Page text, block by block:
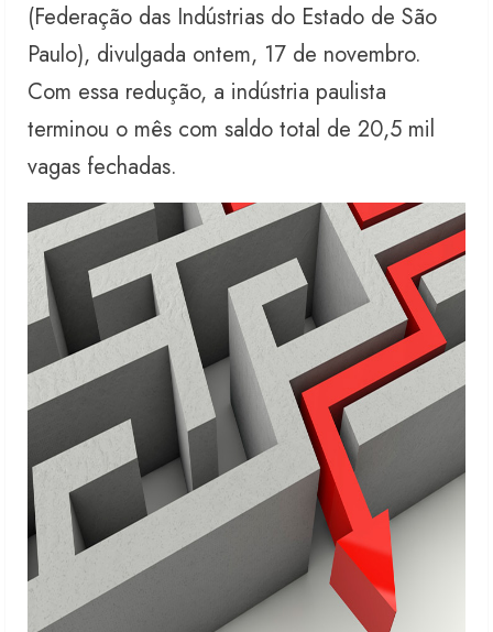
(Federação das Indústrias do Estado de São
Paulo), divulgada ontem, 17 de novembro.
Com essa redução, a indústria paulista
terminou o mês com saldo total de 20,5 mil
vagas fechadas.